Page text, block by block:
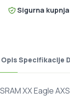
Sigurna kupnja
OpisSpecifikacije
SRAM XX Eagle